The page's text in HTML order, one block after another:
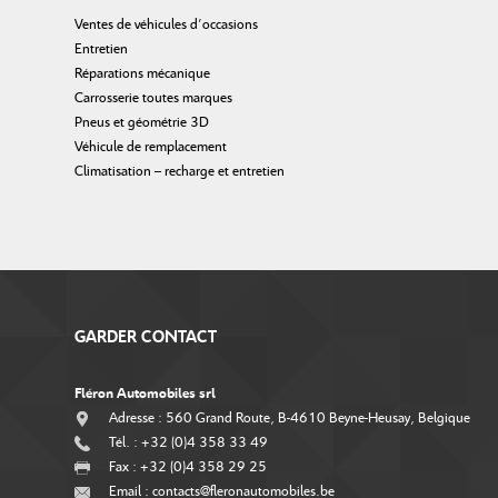
Ventes de véhicules d’occasions
Entretien
Réparations mécanique
Carrosserie toutes marques
Pneus et géométrie 3D
Véhicule de remplacement
Climatisation – recharge et entretien
GARDER CONTACT
Fléron Automobiles srl
Adresse : 560 Grand Route, B-4610 Beyne-Heusay, Belgique
Tél. : +32 (0)4 358 33 49
Fax : +32 (0)4 358 29 25
Email : contacts@fleronautomobiles.be